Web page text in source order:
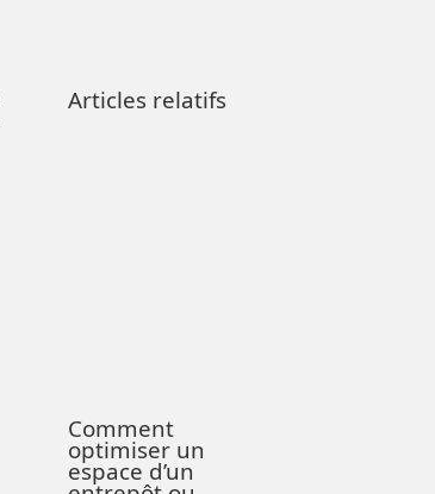
Articles relatifs
Comment
optimiser un
espace d’un